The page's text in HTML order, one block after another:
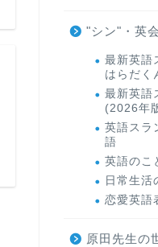
"シン"・英
最新英語
はらだく
最新英語
(2026年
英語スラ
語
英語のこ
日常生活
恋愛英語
原田先生の